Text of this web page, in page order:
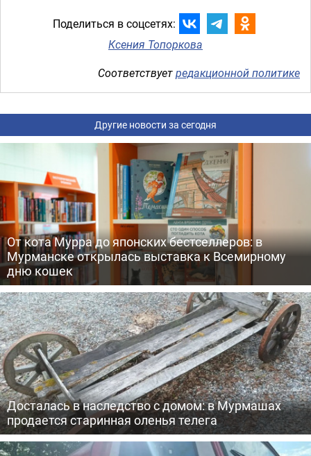
Поделиться в соцсетях:
Ксения Топоркова
Соответствуетредакционной политике
Другие новости за сегодня
От кота Мурра до японских бестселлеров: в
Мурманске открылась выставка к Всемирному
дню кошек
Досталась в наследство с домом: в Мурмашах
продается старинная оленья телега